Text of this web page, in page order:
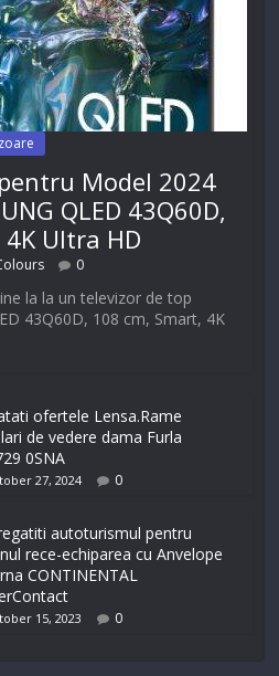
Model 2024
QLED 43Q60D,
Ultra HD
0
la la un televizor de top
43Q60D, 108 cm, Smart, 4K
ofertele Lensa.Rame
de vedere dama Furla
0SNA
27, 2024 0
autoturismul pentru
rece-echiparea cu Anvelope
CONTINENTAL
15, 2023 0